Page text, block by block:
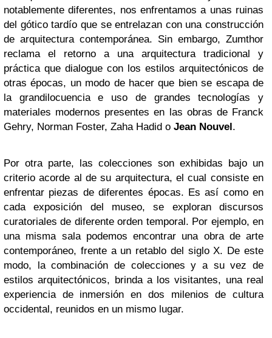
notablemente diferentes, nos enfrentamos a unas ruinas
del gótico tardío que se entrelazan con una construcción
de arquitectura contemporánea. Sin embargo, Zumthor
reclama el retorno a una arquitectura tradicional y
práctica que dialogue con los estilos arquitectónicos de
otras épocas, un modo de hacer que bien se escapa de
la grandilocuencia e uso de grandes tecnologías y
materiales modernos presentes en las obras de Franck
Gehry, Norman Foster, Zaha Hadid o Jean Nouvel.
Por otra parte, las colecciones son exhibidas bajo un
criterio acorde al de su arquitectura, el cual consiste en
enfrentar piezas de diferentes épocas. Es así como en
cada exposición del museo, se exploran discursos
curatoriales de diferente orden temporal. Por ejemplo, en
una misma sala podemos encontrar una obra de arte
contemporáneo, frente a un retablo del siglo X. De este
modo, la combinación de colecciones y a su vez de
estilos arquitectónicos, brinda a los visitantes, una real
experiencia de inmersión en dos milenios de cultura
occidental, reunidos en un mismo lugar.